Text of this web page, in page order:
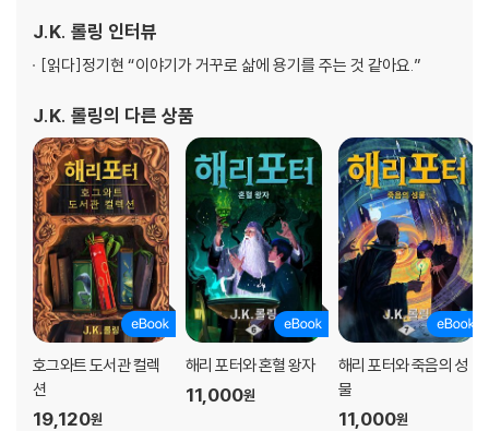
『해리 포터』의 세계를 즐겨 찾아왔던 독자 모두에게 완성도 높은 만족과
감동을 선사할 것이다.
에서 임시 직원으로 일하면서 틈틈히 글을 썼다. 19
J.K. 롤링 인터뷰
[읽다]정기현 “이야기가 거꾸로 삶에 용기를 주는 것 같아요.”
J.K. 롤링의 다른 상품
호그와트 도서관 컬렉
션
19,120원
해리 포터와 혼혈 왕자
11,000원
해리 포터와 죽음의 성
물
11,000원